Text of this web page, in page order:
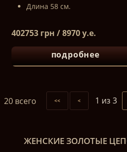
Длина 58 см.
402753 грн / 8970 у.е.
подробнее
20 всего << < 1 из 3
ЖЕНСКИЕ ЗОЛОТЫЕ